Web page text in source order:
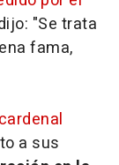
"Se trata
fama,
cardenal
a sus